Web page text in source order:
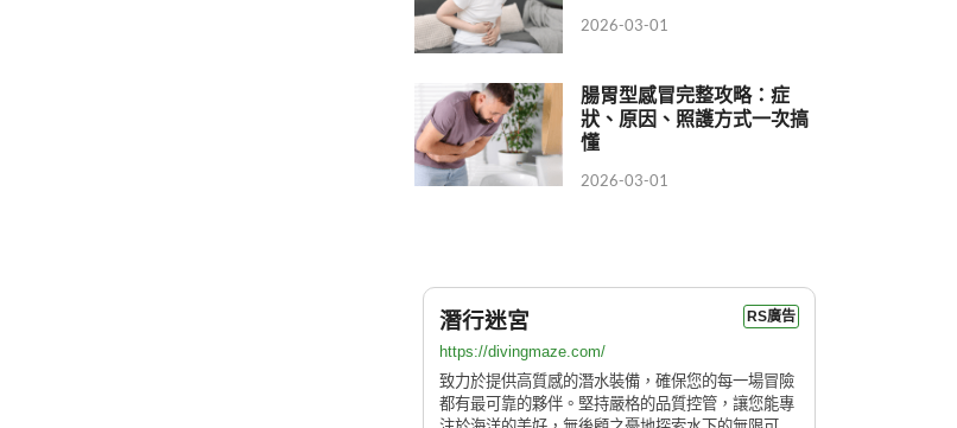
2026-03-01
腸胃型感冒完整攻略：症
狀、原因、照護方式一次搞
懂
2026-03-01
潛行迷宮 RS廣告
https://divingmaze.com/
致力於提供高質感的潛水裝備，確保您的每一場冒險
都有最可靠的夥伴。堅持嚴格的品質控管，讓您能專